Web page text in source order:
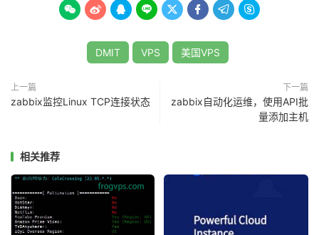
       
DMIT VPS 美国VPS
上一篇
zabbix监控Linux TCP连接状态
下一篇
zabbix自动化运维，使用API批
量添加主机
相关推荐